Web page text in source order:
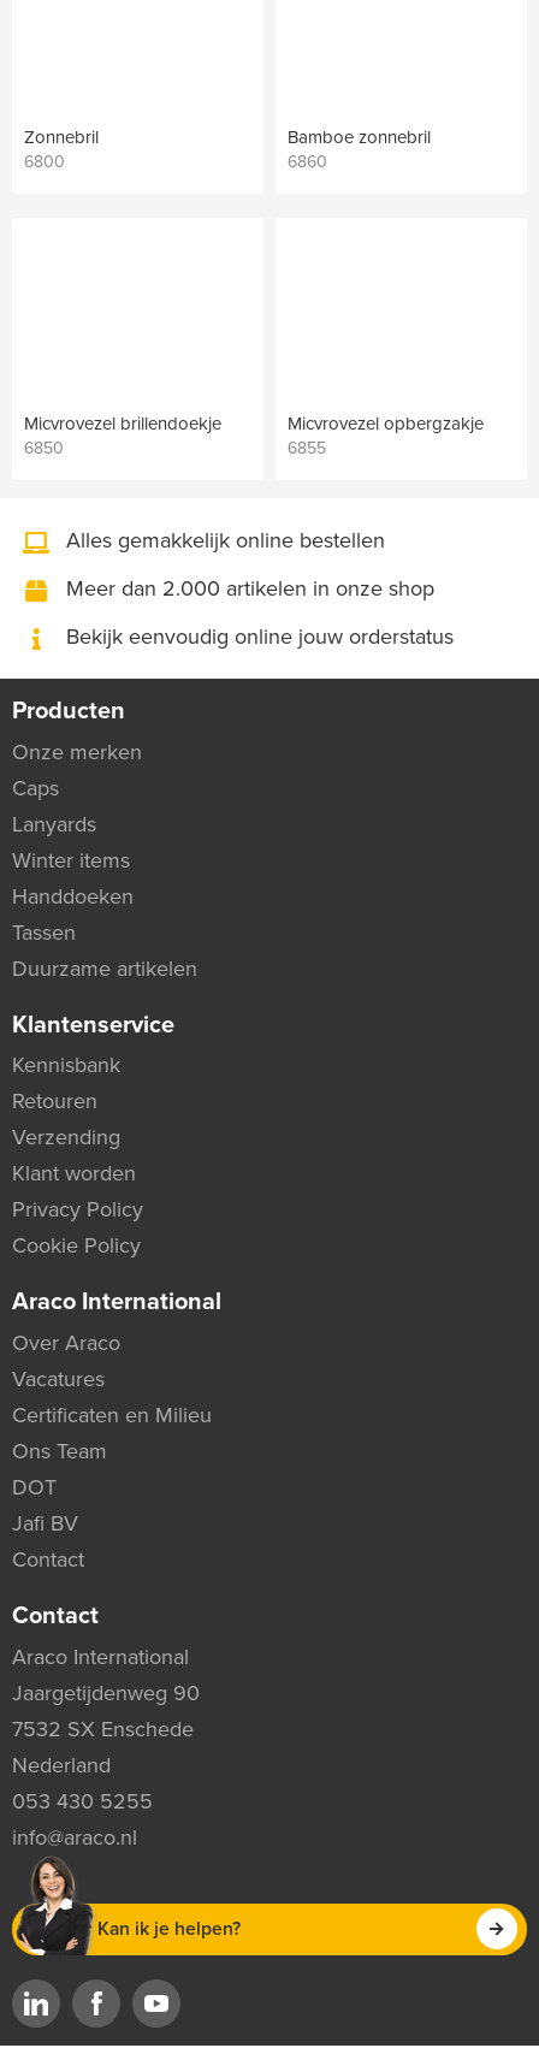
Zonnebril
6800
Bamboe zonnebril
6860
Micvrovezel brillendoekje
6850
Micvrovezel opbergzakje
6855
Alles gemakkelijk online bestellen
Meer dan 2.000 artikelen in onze shop
Bekijk eenvoudig online jouw orderstatus
Producten
Onze merken
Caps
Lanyards
Winter items
Handdoeken
Tassen
Duurzame artikelen
Klantenservice
Kennisbank
Retouren
Verzending
Klant worden
Privacy Policy
Cookie Policy
Araco International
Over Araco
Vacatures
Certificaten en Milieu
Ons Team
DOT
Jafi BV
Contact
Contact
Araco International
Jaargetijdenweg 90
7532 SX Enschede
Nederland
053 430 5255
info@araco.nl
Kan ik je helpen?